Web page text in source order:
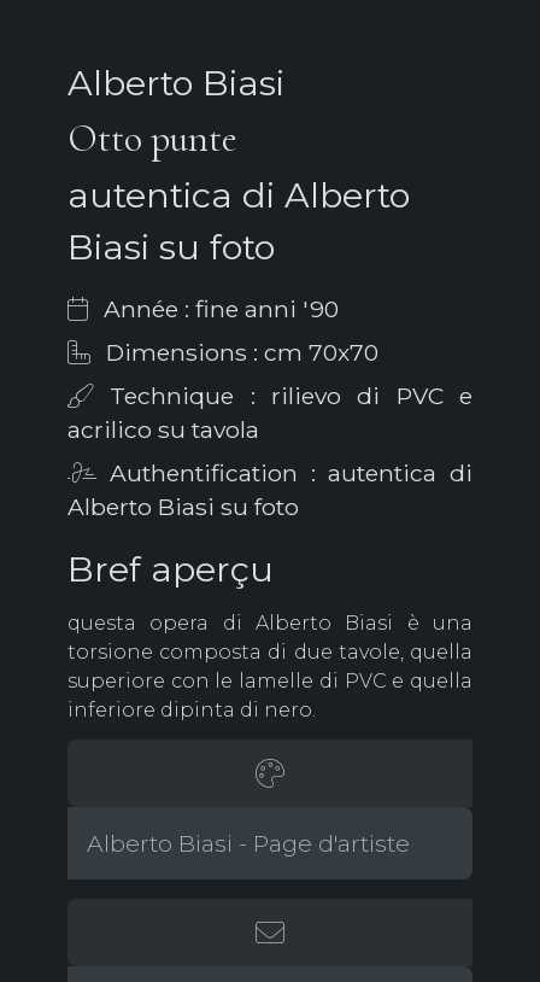
Alberto Biasi
Otto punte
autentica di Alberto
Biasi su foto
Année : fine anni '90
Dimensions : cm 70x70
Technique : rilievo di PVC e
acrilico su tavola
Authentification : autentica di
Alberto Biasi su foto
Bref aperçu
questa opera di Alberto Biasi è una
torsione composta di due tavole, quella
superiore con le lamelle di PVC e quella
inferiore dipinta di nero.
Alberto Biasi - Page d'artiste